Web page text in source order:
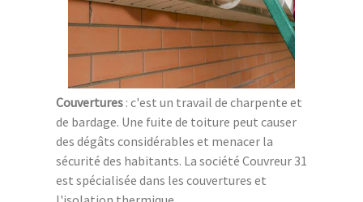
Couvertures : c'est un travail de charpente et
de bardage. Une fuite de toiture peut causer
des dégâts considérables et menacer la
sécurité des habitants. La société Couvreur 31
est spécialisée dans les couvertures et